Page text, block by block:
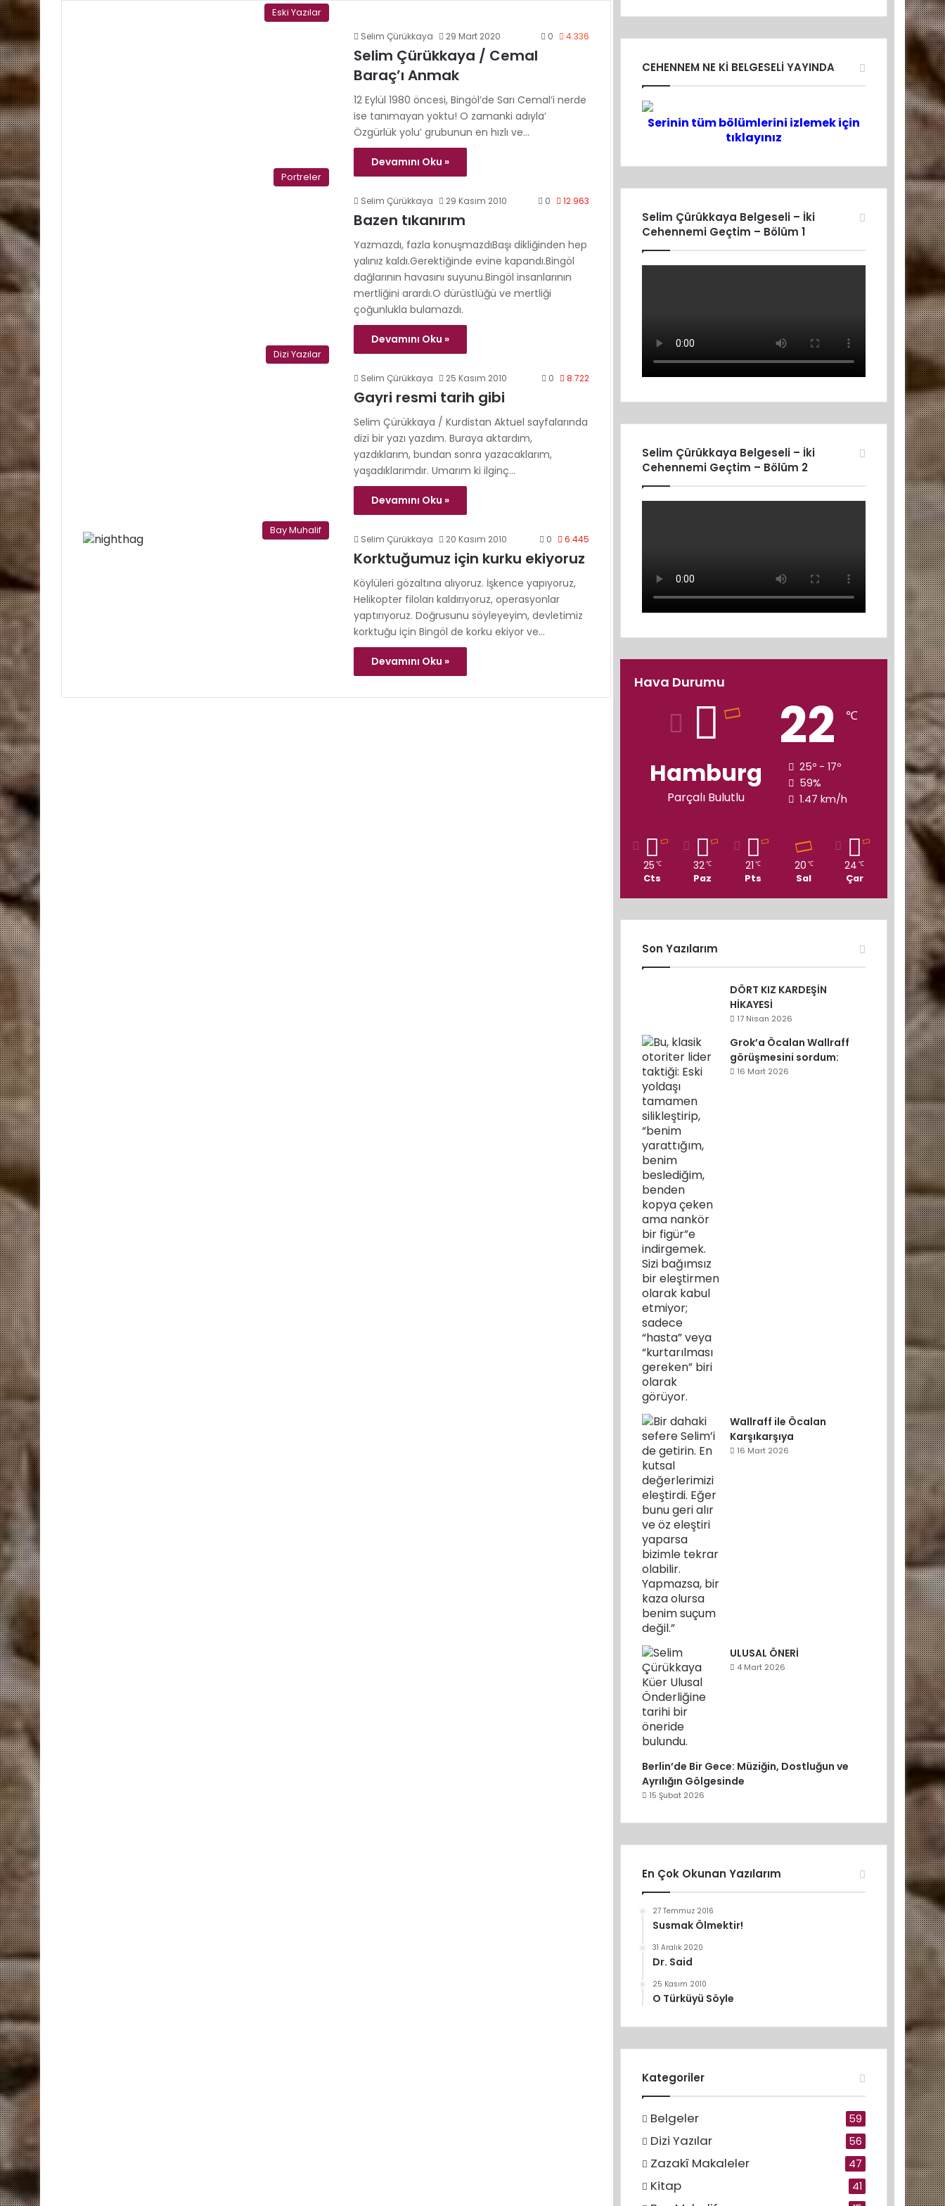
Eski Yazılar
Selim Çürükkaya 29 Mart 2020 0 4.336
Selim Çürükkaya / Cemal
Baraç’ı Anmak
12 Eylül 1980 öncesi, Bingöl’de Sarı Cemal’i nerde
ise tanımayan yoktu! O zamanki adıyla’
Özgürlük yolu’ grubunun en hızlı ve…
Devamını Oku »
Portreler
Selim Çürükkaya 29 Kasım 2010 0 12.963
Bazen tıkanırım
Yazmazdı, fazla konuşmazdıBaşı dikliğinden hep
yalınız kaldı.Gerektiğinde evine kapandı.Bingöl
dağlarının havasını suyunu.Bingöl insanlarının
mertliğini arardı.O dürüstlüğü ve mertliği
çoğunlukla bulamazdı.
Devamını Oku »
Dizi Yazılar
Selim Çürükkaya 25 Kasım 2010 0 8.722
Gayri resmi tarih gibi
Selim Çürükkaya / Kurdistan Aktuel sayfalarında
dizi bir yazı yazdım. Buraya aktardım,
yazdıklarım, bundan sonra yazacaklarım,
yaşadıklarımdır. Umarım ki ilginç…
Devamını Oku »
Bay Muhalif
Selim Çürükkaya 20 Kasım 2010 0 6.445
Korktuğumuz için kurku ekiyoruz
Köylüleri gözaltına alıyoruz. İşkence yapıyoruz,
Heli­kopter filoları kaldırıyoruz, operasyonlar
yaptırıyoruz. Doğrusunu söyleyeyim, devletimiz
korktuğu için Bin­göl de korku ekiyor ve…
Devamını Oku »
CEHENNEM NE Kİ BELGESELİ YAYINDA
Serinin tüm bölümlerini izlemek için
tıklayınız
Selim Çürükkaya Belgeseli – İki
Cehennemi Geçtim – Bölüm 1
Selim Çürükkaya Belgeseli – İki
Cehennemi Geçtim – Bölüm 2
Hava Durumu
Hamburg
Parçalı Bulutlu
22 ℃
25º - 17º
59%
1.47 km/h
25 ℃
Cts
32℃
Paz
21 ℃
Pts
20 ℃
Sal
24 ℃
Çar
Son Yazılarım
DÖRT KIZ KARDEŞİN
HİKAYESİ
17 Nisan 2026
Grok’a Öcalan Wallraff
görüşmesini sordum:
16 Mart 2026
Wallraff ile Öcalan
Karşıkarşıya
16 Mart 2026
ULUSAL ÖNERİ
4 Mart 2026
Berlin’de Bir Gece: Müziğin, Dostluğun ve
Ayrılığın Gölgesinde
15 Şubat 2026
En Çok Okunan Yazılarım
27 Temmuz 2016
Susmak Ölmektir!
31 Aralık 2020
Dr. Said
25 Kasım 2010
O Türküyü Söyle
Kategoriler
Belgeler 59
Dizi Yazılar 56
Zazakî Makaleler 47
Kitap 41